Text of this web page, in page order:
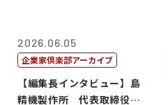
2026.06.05
企業家倶楽部アーカイブ
【編集長インタビュー】島
精機製作所 代表取締役